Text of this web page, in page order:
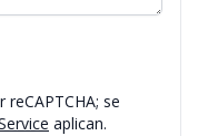
se
aplican.